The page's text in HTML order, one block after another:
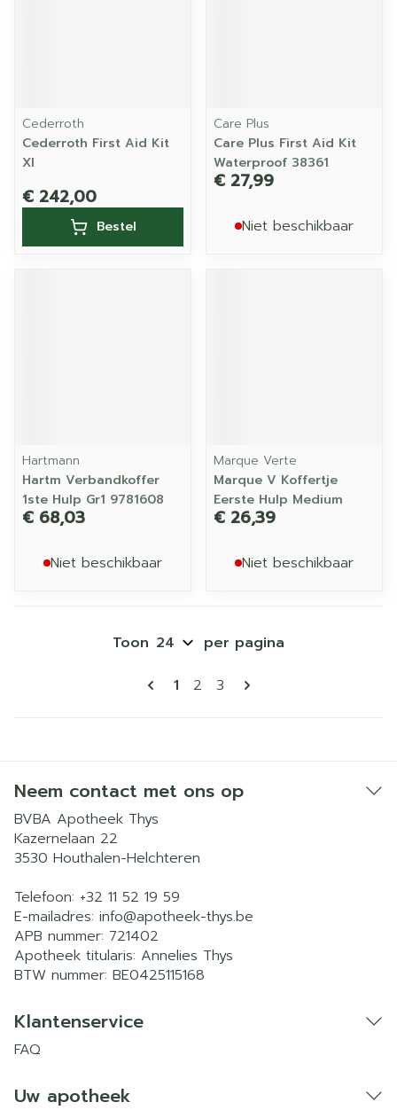
Cederroth
Cederroth First Aid Kit
Xl
€ 242,00
Bestel
Care Plus
Care Plus First Aid Kit
Waterproof 38361
€ 27,99
Niet beschikbaar
Hartmann
Hartm Verbandkoffer
1ste Hulp Gr1 9781608
€ 68,03
Niet beschikbaar
Marque Verte
Marque V Koffertje
Eerste Hulp Medium
€ 26,39
Niet beschikbaar
Pagina's
U lees momenteel pagina
1 Pagina
2 Pagina
3
Toon per pagina
Neem contact met ons op
BVBA Apotheek Thys
Kazernelaan 22
3530 Houthalen-Helchteren
Telefoon: +32 11 52 19 59
E-mailadres: info@apotheek-thys.be
APB nummer: 721402
Apotheek titularis: Annelies Thys
BTW nummer: BE0425115168
Klantenservice
FAQ
Uw apotheek